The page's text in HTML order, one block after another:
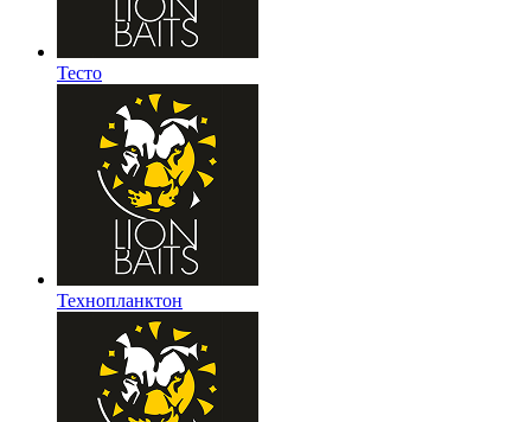
Тесто
Технопланктон